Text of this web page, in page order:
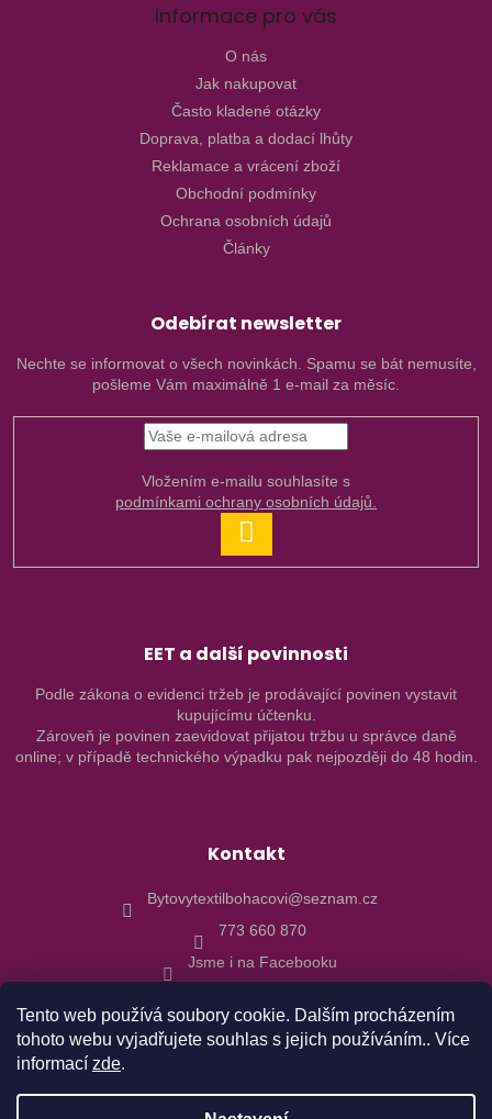
Tento web používá soubory cookie. Dalším procházením
tohoto webu vyjadřujete souhlas s jejich používáním.. Více
informací zde.
Informace pro vás
O nás
Jak nakupovat
Často kladené otázky
Doprava, platba a dodací lhůty
Reklamace a vrácení zboží
Obchodní podmínky
Ochrana osobních údajů
Články
Odebírat newsletter
Nechte se informovat o všech novinkách. Spamu se bát nemusíte,
pošleme Vám maximálně 1 e-mail za měsíc.
podmínkami ochrany osobních údajů.
SE
EET a další povinnosti
Podle zákona o evidenci tržeb je prodávající povinen vystavit
kupujícímu účtenku.
Zároveň je povinen zaevidovat přijatou tržbu u správce daně
online; v případě technického výpadku pak nejpozději do 48 hodin.
Kontakt
Bytovytextilbohacovi@seznam.cz
773 660 870
Jsme i na Facebooku